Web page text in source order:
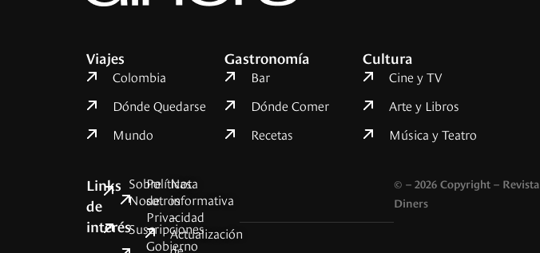
Viajes
Colombia
Dónde Quedarse
Mundo
Gastronomía
Bar
Dónde Comer
Recetas
Cultura
Cine y TV
Arte y Libros
Música y Teatro
Links
de
interés
Sobre
Nosotros
Suscripciones
Políticas
de
Privacidad
Gobierno
Nota
informativa
–
Actualización
de
© – 2026 Copyright – Revista
Diners